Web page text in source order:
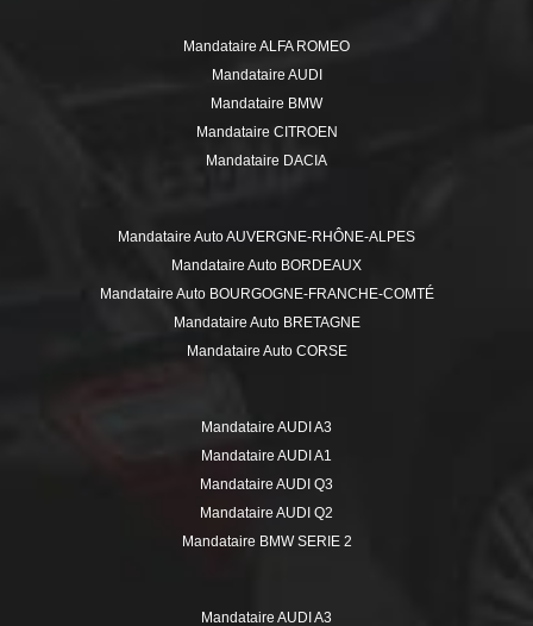
Mandataire ALFA ROMEO
Mandataire AUDI
Mandataire BMW
Mandataire CITROEN
Mandataire DACIA
Mandataire FORD
Mandataire HYUNDAI
Mandataire ISUZU
Mandataire JEEP
Mandataire KIA
Mandataire SKODA
Mandataire Auto AUVERGNE-RHÔNE-ALPES
Mandataire Auto BORDEAUX
Mandataire Auto BOURGOGNE-FRANCHE-COMTÉ
Mandataire Auto BRETAGNE
Mandataire Auto CORSE
Mandataire Auto HAUTS-DE-FRANCE
Mandataire Auto ÎLE-DE-FRANCE
Mandataire Auto ISÈRE
Mandataire Auto LILLE
Mandataire Auto LOIRE
Mandataire AUDI A3
Mandataire AUDI A1
Mandataire AUDI Q3
Mandataire AUDI Q2
Mandataire BMW SERIE 2
Mandataire AUDI A3